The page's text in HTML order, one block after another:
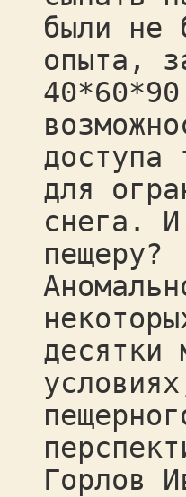
были не
опыта,
доступа
для
снега.
пещеру?
десятки
Горлов